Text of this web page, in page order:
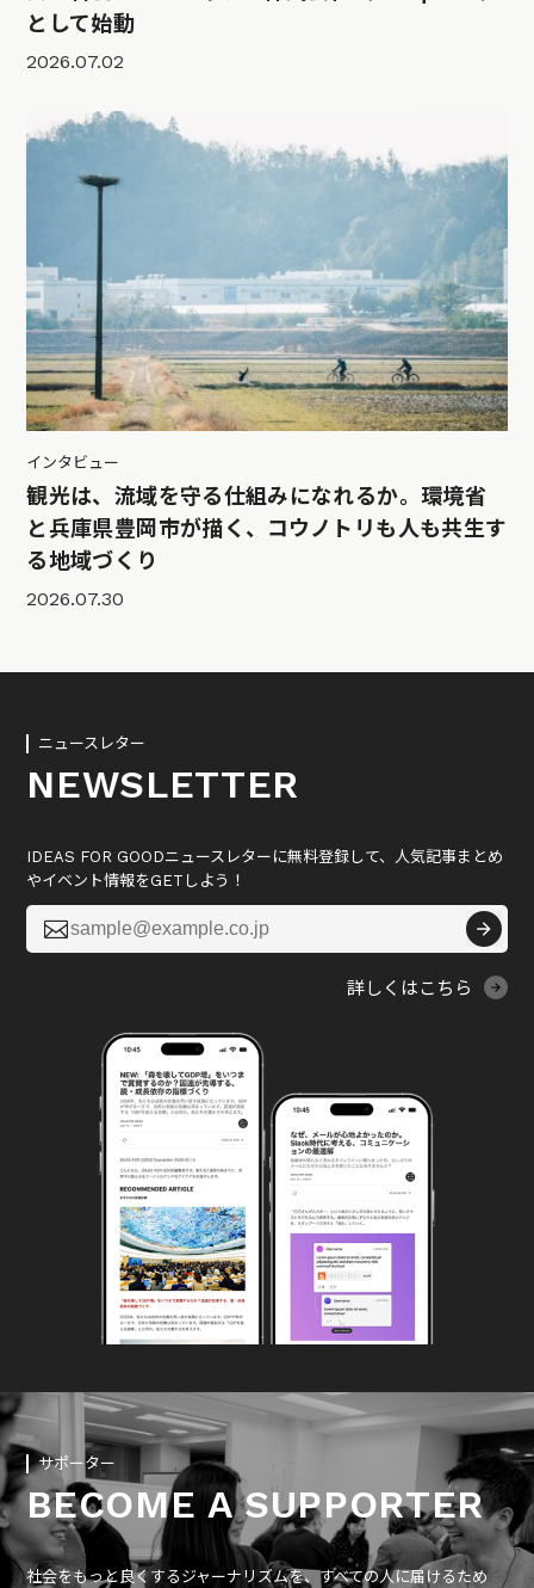
として始動
2026.07.02
インタビュー
観光は、流域を守る仕組みになれるか。環境省
と兵庫県豊岡市が描く、コウノトリも人も共生す
る地域づくり
2026.07.30
ニュースレター
NEWSLETTER
IDEAS FOR GOODニュースレターに無料登録して、人気記事まとめ
やイベント情報をGETしよう！

詳しくはこちら
サポーター
BECOME A SUPPORTER
社会をもっと良くするジャーナリズムを、すべての人に届けるため